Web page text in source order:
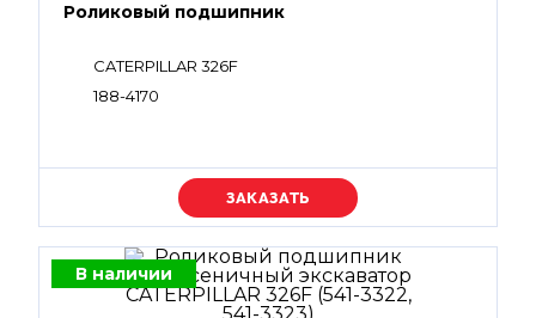
Роликовый подшипник
CATERPILLAR 326F
188-4170
Уточняйте цену
В наличии